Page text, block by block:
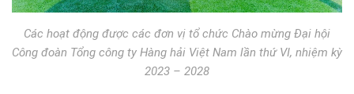
Các hoạt động được các đơn vị tổ chức Chào mừng Đại hội
Công đoàn Tổng công ty Hàng hải Việt Nam lần thứ VI, nhiệm kỳ
2023 – 2028